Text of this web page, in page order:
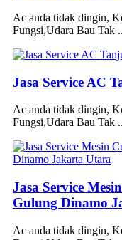
Ac anda tidak dingin,
Fungsi,Udara Bau Tak
Jasa Service AC
Ac anda tidak dingin,
Fungsi,Udara Bau Tak
Jasa Service
Gulung Dinamo
Ac anda tidak dingin,